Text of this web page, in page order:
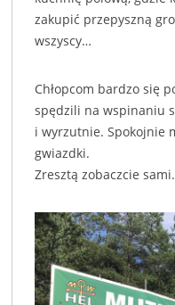
zakupić przepyszną
wszyscy…
Chłopcom bardzo się
spędzili na wspinaniu
i wyrzutnie. Spokojnie
gwiazdki.
Zresztą zobaczcie sami.